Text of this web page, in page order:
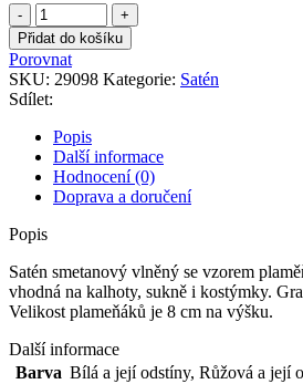
Satén
smetanový
vlněný
se
vzorem
plaměňáků
množství
Přidat do košíku
Porovnat
SKU: 29098 Kategorie: Satén
Sdílet:
Popis
Další informace
Hodnocení (0)
Doprava a doručení
Popis
Satén smetanový vlněný se vzorem
vhodná na kalhoty, sukně i kostýmky.
Velikost plameňáků je 8 cm na výšku.
Další informace
Barva Bílá a její odstíny, Růžová a její